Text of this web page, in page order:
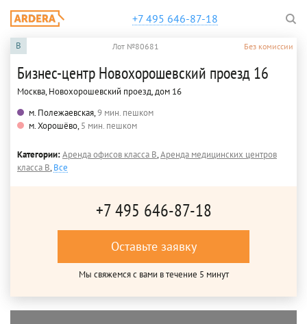
+7 495 646-87-18
B Лот №80681 Без комиссии
Бизнес-центр Новохорошевский проезд 16
Москва, Новохорошевский проезд, дом 16
м. Полежаевская,9 мин. пешком
м. Хорошёво,5 мин. пешком
Категории:Аренда офисов класса B,Аренда медицинских центров
класса B,Все
+7 495 646-87-18
Оставьте заявку
Мы свяжемся с вами в течение 5 минут